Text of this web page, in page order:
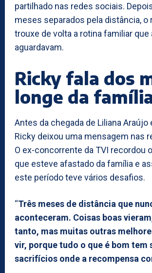
partilhado nas redes sociais.
meses separados pela distância, o
trouxe de volta a rotina familiar
aguardavam.
Ricky fala dos
longe da
Antes da chegada de Liliana Araújo
Ricky deixou uma mensagem nas
O ex-concorrente da TVI recordou
que esteve afastado da família e
este período teve vários desafios.
“Três meses de distância que
aconteceram. Coisas boas
tanto, mas muitas outras
vir, porque tudo o que é bom tem
sacrifícios onde a recompensa